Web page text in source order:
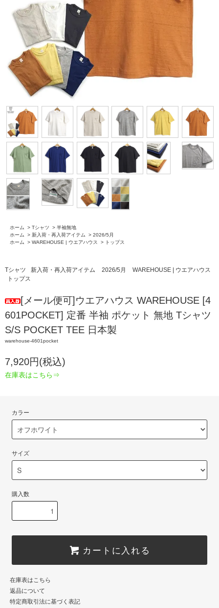
ホーム > Tシャツ > 半袖無地
ホーム
> 新入荷・再入荷アイテム > 2026/5月
ホーム
> WAREHOUSE | ウエアハウス > トップス
Tシャツ 新入荷・再入荷アイテム 2026/5月
WAREHOUSE | ウエアハウス
トップス
[メール便可]ウエアハウス WAREHOUSE [4
601POCKET] 定番 半袖 ポケット 無地 Tシャツ
S/S POCKET TEE 日本製
warehouse-4601pocket
7,920円(税込)
在庫表はこちら⇒
カラー
サイズ
購入数
カートに入れる
在庫表はこちら
返品について
特定商取引法に基づく表記